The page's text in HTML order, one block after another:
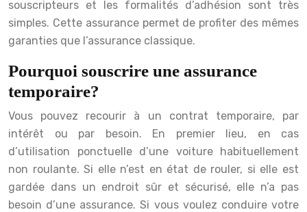
souscripteurs et les formalités d’adhésion sont très
simples. Cette assurance permet de profiter des mêmes
garanties que l’assurance classique.
Pourquoi souscrire une assurance
temporaire?
Vous pouvez recourir à un contrat temporaire, par
intérêt ou par besoin. En premier lieu, en cas
d’utilisation ponctuelle d’une voiture habituellement
non roulante. Si elle n’est en état de rouler, si elle est
gardée dans un endroit sûr et sécurisé, elle n’a pas
besoin d’une assurance. Si vous voulez conduire votre